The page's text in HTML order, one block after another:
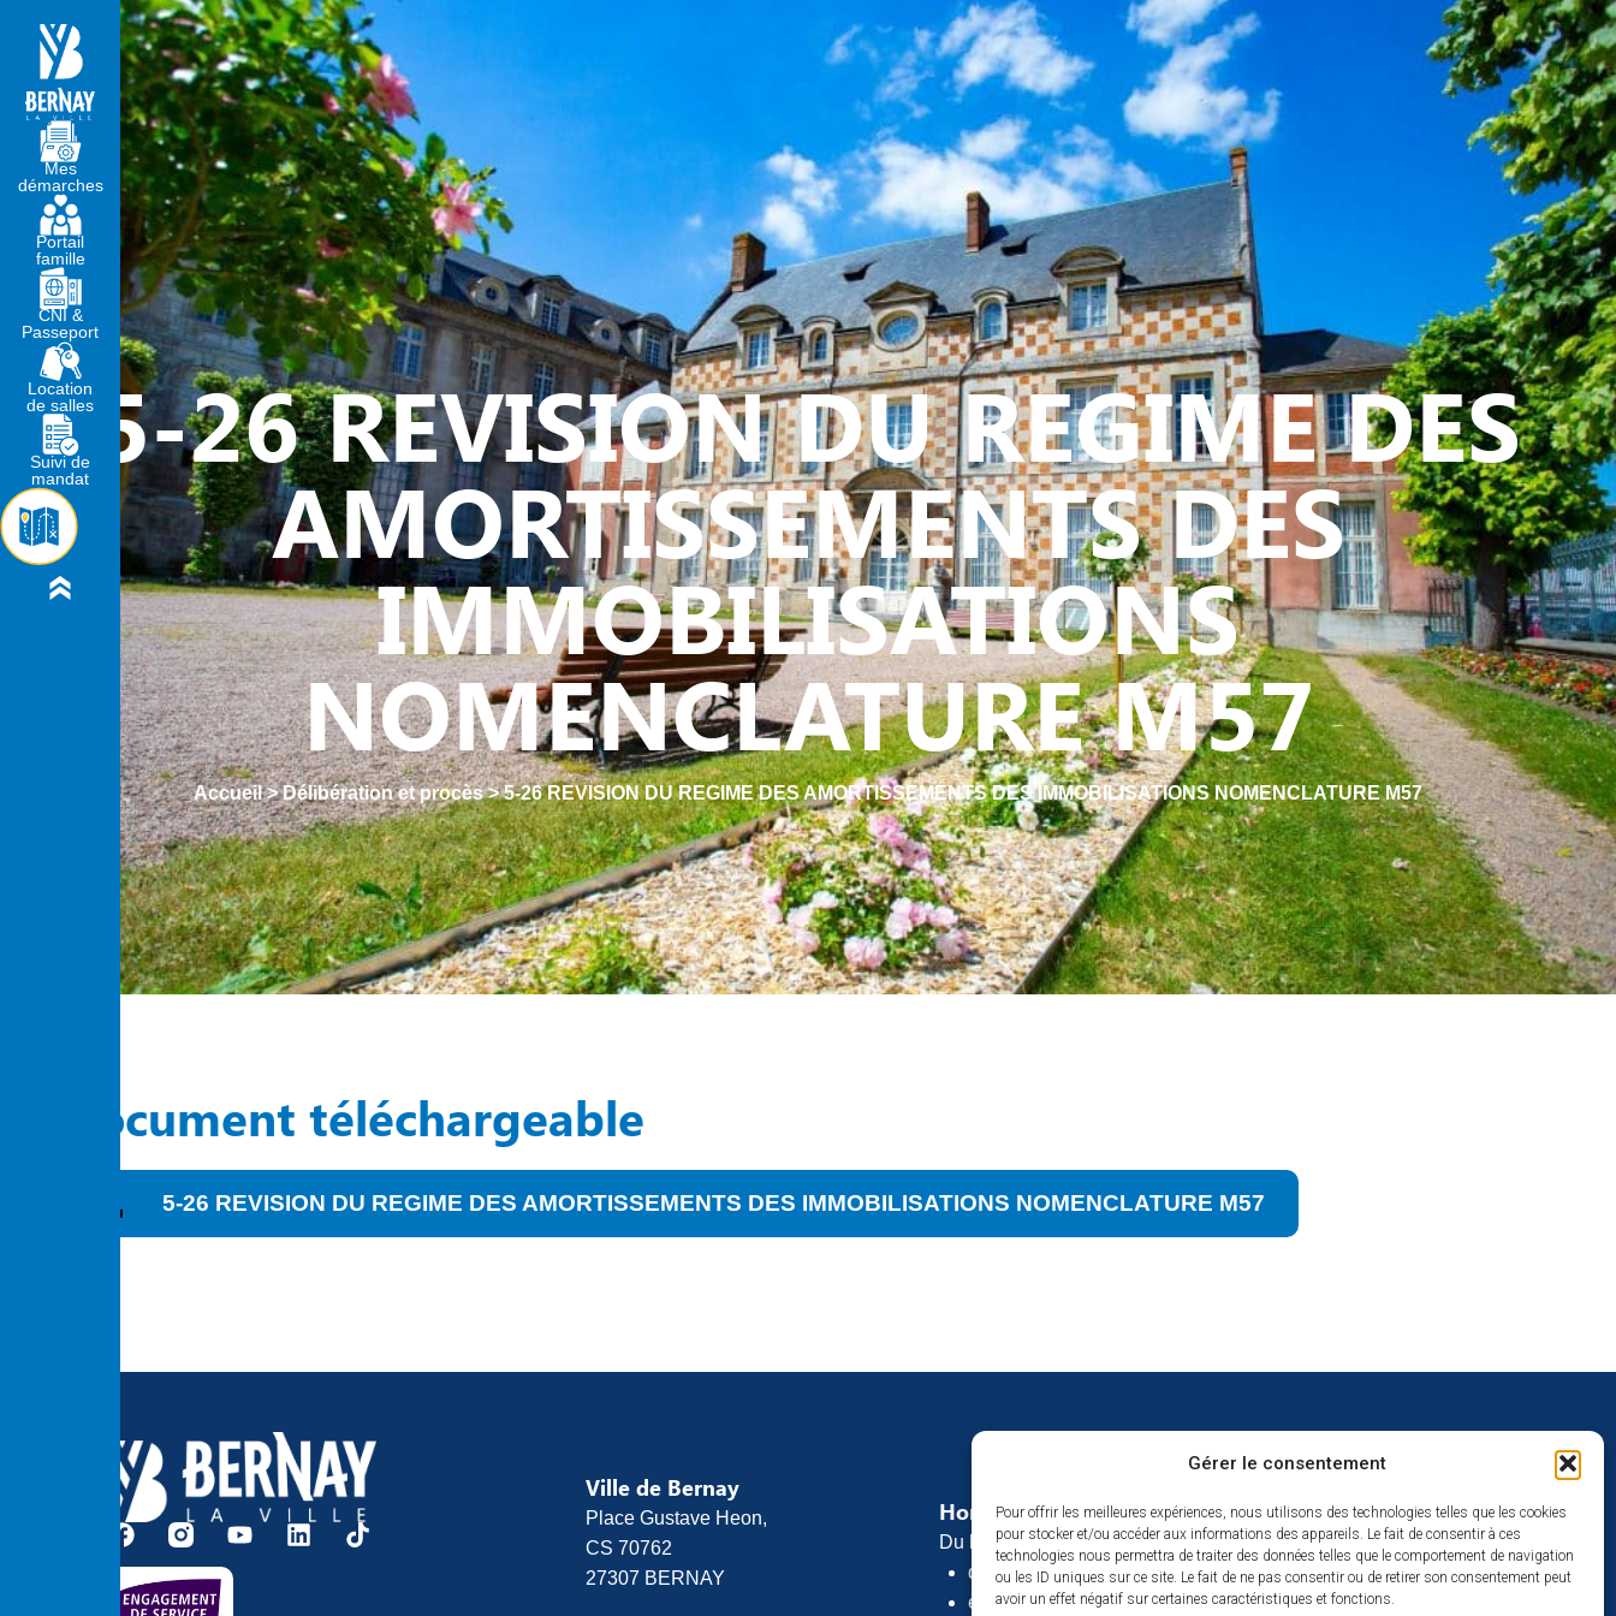
Gérer le consentement
Pour offrir les meilleures expériences, nous utilisons des technologies telles que les cookies
pour stocker et/ou accéder aux informations des appareils. Le fait de consentir à ces
technologies nous permettra de traiter des données telles que le comportement de navigation
ou les ID uniques sur ce site. Le fait de ne pas consentir ou de retirer son consentement peut
avoir un effet négatif sur certaines caractéristiques et fonctions.
MA MAIRIE ACTION SOCIALE VIE ASSOCIATIVE - SPORTIVE
5-26 REVISION DU REGIME DES
AMORTISSEMENTS DES
IMMOBILISATIONS
NOMENCLATURE M57
Accueil>Délibération et procès>5-26 REVISION DU REGIME DES AMORTISSEMENTS DES IMMOBILISATIONS NOMENCLATURE M57
Document téléchargeable
5-26 REVISION DU REGIME DES AMORTISSEMENTS DES IMMOBILISATIONS NOMENCLATURE M57
Mes
démarches
Portail
famille
CNI &
Passeport
Location
de salles
Suivi de
mandat
Ville de Bernay
Place Gustave Heon,
CS 70762
27307 BERNAY
Horaires d’ouverture
Du lundi au vendredi :
de 8h30 à 12h
et de 13h30 à 17h